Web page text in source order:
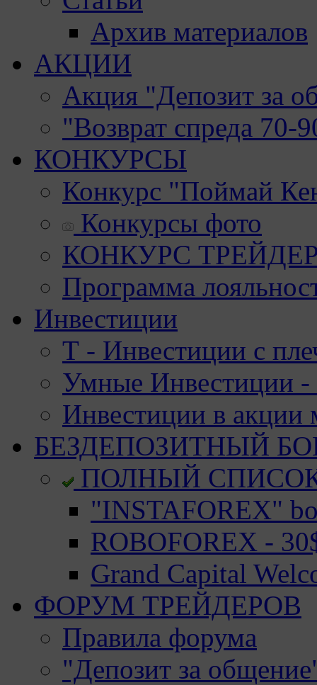
Архив материалов
АКЦИИ
Акция "Депозит за
"Возврат спреда 70-
КОНКУРСЫ
Конкурс "Поймай
Конкурсы фото
КОНКУРС
Программа
Инвестиции
Т - Инвестиции с
Умные Инвестиции -
Инвестиции в акции
БЕЗДЕПОЗИТНЫЙ
ПОЛНЫЙ
"INSTAFOREX"
ROBOFOREX -
Grand Capital
ФОРУМ ТРЕЙДЕРОВ
Правила форума
"Депозит за